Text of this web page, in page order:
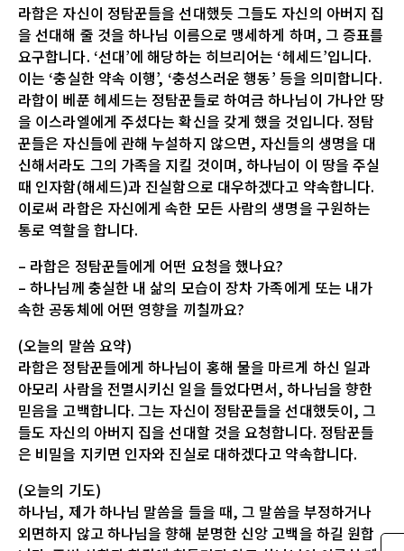
라합은 자신이 정탐꾼들을 선대했듯 그들도 자신의 아버지 집
을 선대해 줄 것을 하나님 이름으로 맹세하게 하며, 그 증표를
요구합니다. ‘선대’에 해당하는 히브리어는 ‘헤세드’입니다.
이는 ‘충실한 약속 이행’, ‘충성스러운 행동’ 등을 의미합니다.
라합이 베푼 헤세드는 정탐꾼들로 하여금 하나님이 가나안 땅
을 이스라엘에게 주셨다는 확신을 갖게 했을 것입니다. 정탐
꾼들은 자신들에 관해 누설하지 않으면, 자신들의 생명을 대
신해서라도 그의 가족을 지킬 것이며, 하나님이 이 땅을 주실
때 인자함(해세드)과 진실함으로 대우하겠다고 약속합니다.
이로써 라합은 자신에게 속한 모든 사람의 생명을 구원하는
통로 역할을 합니다.
– 라합은 정탐꾼들에게 어떤 요청을 했나요?
– 하나님께 충실한 내 삶의 모습이 장차 가족에게 또는 내가
속한 공동체에 어떤 영향을 끼칠까요?
(오늘의 말씀 요약)
라합은 정탐꾼들에게 하나님이 홍해 물을 마르게 하신 일과
아모리 사람을 전멸시키신 일을 들었다면서, 하나님을 향한
믿음을 고백합니다. 그는 자신이 정탐꾼들을 선대했듯이, 그
들도 자신의 아버지 집을 선대할 것을 요청합니다. 정탐꾼들
은 비밀을 지키면 인자와 진실로 대하겠다고 약속합니다.
(오늘의 기도)
하나님, 제가 하나님 말씀을 들을 때, 그 말씀을 부정하거나
외면하지 않고 하나님을 향해 분명한 신앙 고백을 하길 원합